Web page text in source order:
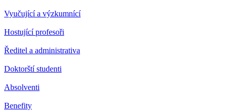
Vyučující a výzkumnící
Hostující profesoři
Ředitel a administrativa
Doktorští studenti
Absolventi
Benefity